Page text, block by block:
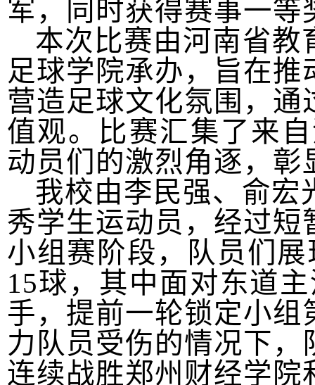
军，同时获得赛事一
本次比赛由河南省教
足球学院承办，旨在
营造足球文化氛围，
值观。比赛汇集了来
动员们的激烈角逐，
我校由李民强、俞宏
秀学生运动员，经过
小组赛阶段，队员们
15球，其中面对东道
手，提前一轮锁定小
力队员受伤的情况下
连续战胜郑州财经学